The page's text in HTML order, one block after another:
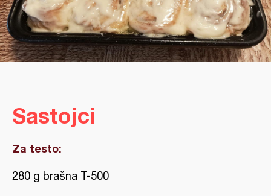
Sastojci
Za testo:
280 g brašna T-500